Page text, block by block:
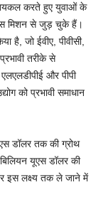
करते हुए युवाओं के
मिशन से जुड़ चुके हैं।
है, जो ईवीए, पीवीसी,
तरीके से
और पीपी
को प्रभावी समाधान
डॉलर तक की ग्रोथ
यूएस डॉलर की
इस लक्ष्य तक ले जाने में